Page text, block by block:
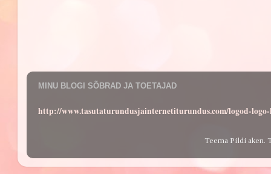
MINU BLOGI SÕBRAD JA TOETAJAD
http://www.tasutaturundusjainternetiturundus.com/logod-
Teema Pildi aken.